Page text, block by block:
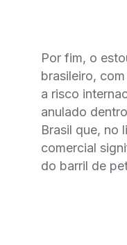
Por fim, o
brasileiro,
a risco
anulado
Brasil que, no
comercial
do barril de